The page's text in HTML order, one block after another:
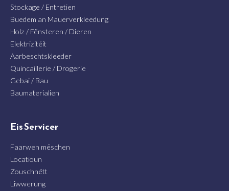
Stockage / Entretien
Buedem an Mauerverkleedung
Holz / Fënsteren / Dieren
Elektrizitéit
Aarbeschtskleeder
Quincaillerie / Drogerie
Gebai / Bau
Baumaterialien
Eis Servicer
Faarwen mëschen
Locatioun
Zouschnëtt
Liwwerung